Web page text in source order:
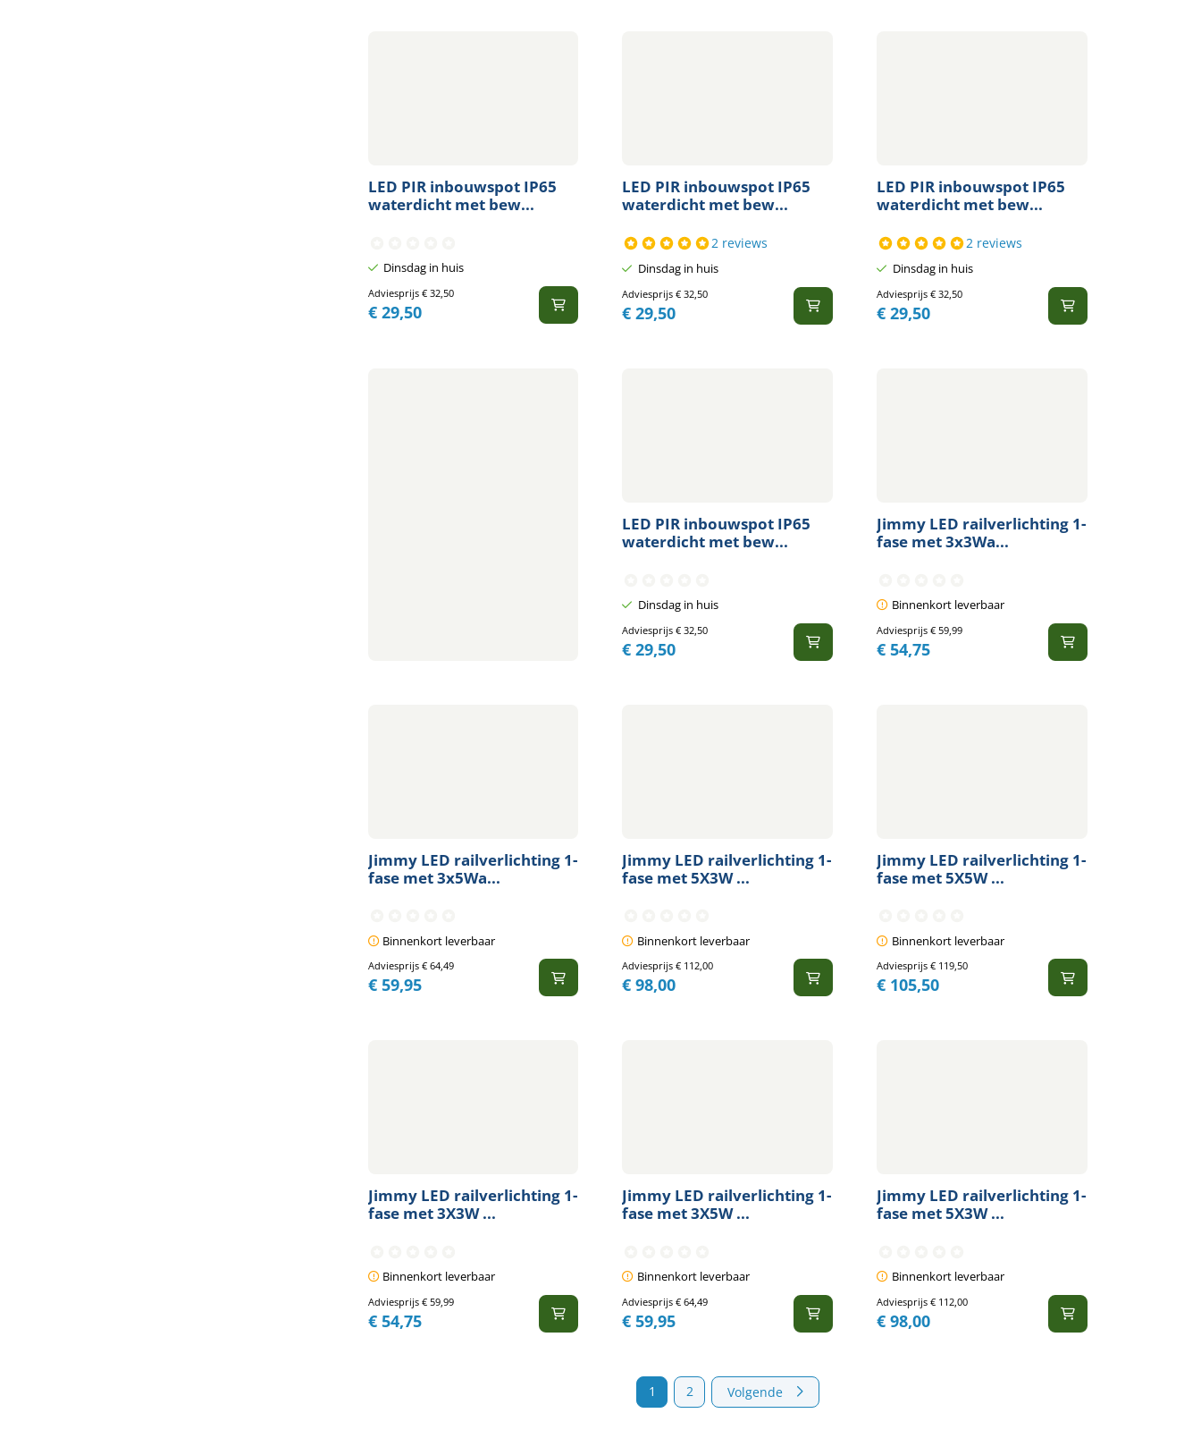
LED PIR inbouwspot IP65
waterdicht met bew...
Dinsdag in huis
Adviesprijs €32,50
€29,50
LED PIR inbouwspot IP65
waterdicht met bew...
2 reviews
Dinsdag in huis
Adviesprijs€ 32,50
€ 29,50
LED PIR inbouwspot IP65
waterdicht met bew...
2 reviews
Dinsdag in huis
Adviesprijs€ 32,50
€ 29,50
LED PIR inbouwspot IP65
waterdicht met bew...
Dinsdag in huis
Adviesprijs€ 32,50
€ 29,50
Jimmy LED railverlichting 1-
fase met 3x3Wa...
Binnenkort leverbaar
Adviesprijs€ 59,99
€ 54,75
Jimmy LED railverlichting 1-
fase met 3x5Wa...
Binnenkort leverbaar
Adviesprijs €64,49
€59,95
Jimmy LED railverlichting 1-
fase met 5X3W ...
Binnenkort leverbaar
Adviesprijs€ 112,00
€ 98,00
Jimmy LED railverlichting 1-
fase met 5X5W ...
Binnenkort leverbaar
Adviesprijs€ 119,50
€ 105,50
Jimmy LED railverlichting 1-
fase met 3X3W ...
Binnenkort leverbaar
Adviesprijs €59,99
€54,75
Jimmy LED railverlichting 1-
fase met 3X5W ...
Binnenkort leverbaar
Adviesprijs€ 64,49
€ 59,95
Jimmy LED railverlichting 1-
fase met 5X3W ...
Binnenkort leverbaar
Adviesprijs€ 112,00
€ 98,00
1 2 Volgende